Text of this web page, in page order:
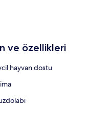
ve özellikleri
hayvan dostu